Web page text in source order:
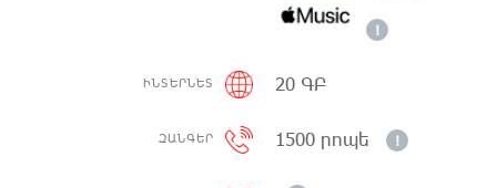
!
ԻՆՏԵՐՆԵՏ 20 ԳԲ
ԶԱՆԳԵՐ 1500 րոպե !